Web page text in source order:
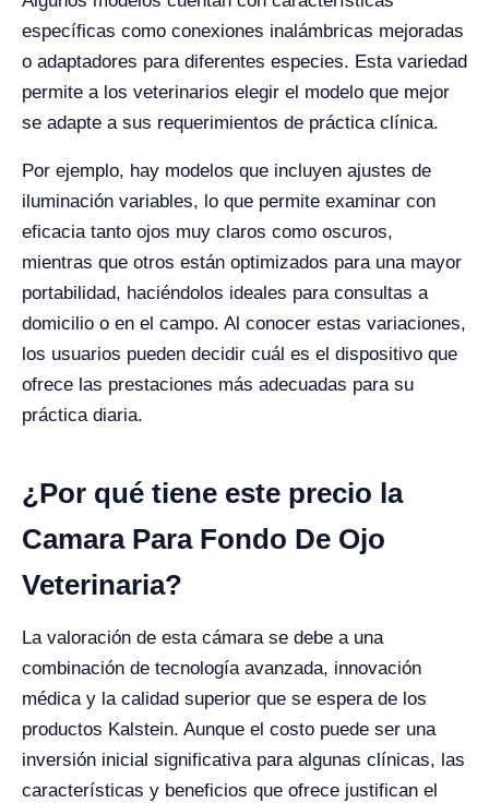
específicas como conexiones inalámbricas mejoradas
o adaptadores para diferentes especies. Esta variedad
permite a los veterinarios elegir el modelo que mejor
se adapte a sus requerimientos de práctica clínica.
Por ejemplo, hay modelos que incluyen ajustes de
iluminación variables, lo que permite examinar con
eficacia tanto ojos muy claros como oscuros,
mientras que otros están optimizados para una mayor
portabilidad, haciéndolos ideales para consultas a
domicilio o en el campo. Al conocer estas variaciones,
los usuarios pueden decidir cuál es el dispositivo que
ofrece las prestaciones más adecuadas para su
práctica diaria.
¿Por qué tiene este precio la
Camara Para Fondo De Ojo
Veterinaria?
La valoración de esta cámara se debe a una
combinación de tecnología avanzada, innovación
médica y la calidad superior que se espera de los
productos Kalstein. Aunque el costo puede ser una
inversión inicial significativa para algunas clínicas, las
características y beneficios que ofrece justifican el